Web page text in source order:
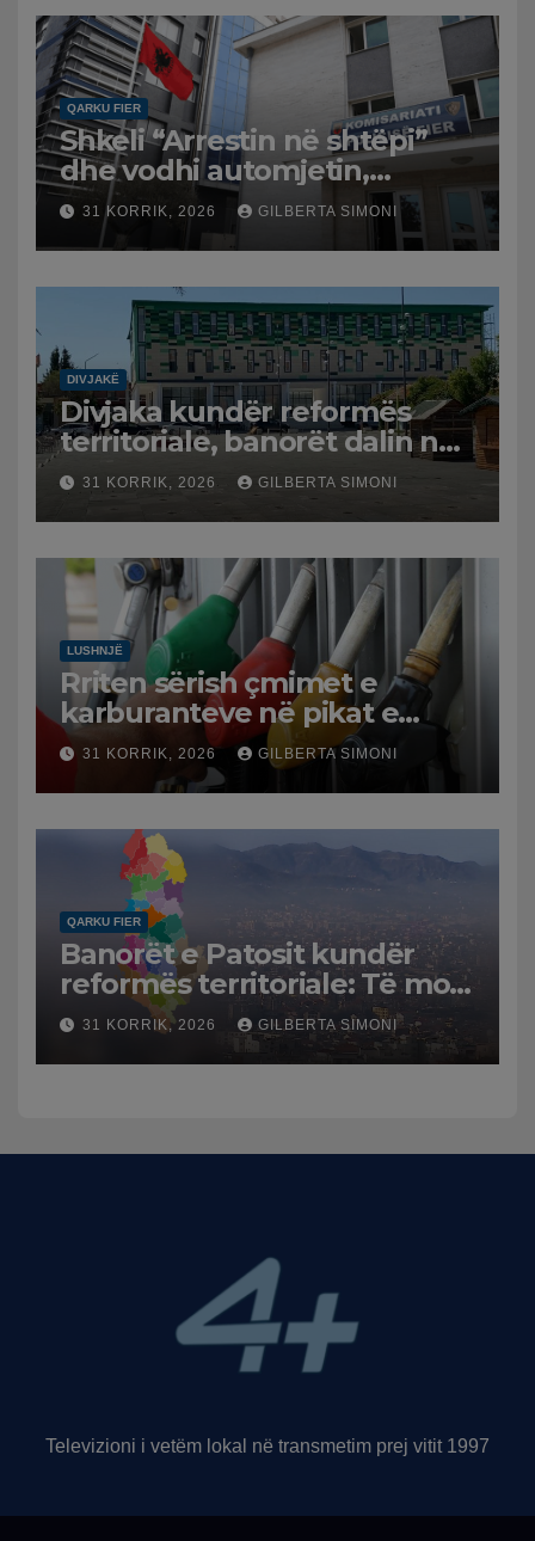
QARKU FIER
Shkeli “Arrestin në shtëpi”
dhe vodhi automjetin,
arrestohet 43-vjeçari
31 KORRIK, 2026 GILBERTA SIMONI
DIVJAKË
Divjaka kundër reformës
territoriale, banorët dalin në
protestë.
31 KORRIK, 2026 GILBERTA SIMONI
LUSHNJË
Rriten sërish çmimet e
karburanteve në pikat e
karburanteve në Lushnjë.
Tensionet në Lindjen e
Mesme shtrenjtojnë naftën
dhe benzinën në vend
31 KORRIK, 2026 GILBERTA SIMONI
QARKU FIER
Banorët e Patosit kundër
reformës territoriale: Të mos
humbasim identitetin e
qytetit
31 KORRIK, 2026 GILBERTA SIMONI
Televizioni i vetëm lokal në transmetim prej vitit 1997